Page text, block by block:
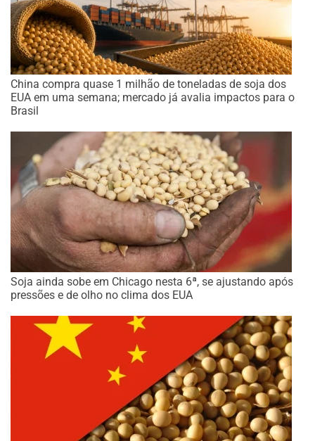
China compra quase 1 milhão de toneladas de soja dos
EUA em uma semana; mercado já avalia impactos para o
Brasil
Soja ainda sobe em Chicago nesta 6ª, se ajustando após
pressões e de olho no clima dos EUA